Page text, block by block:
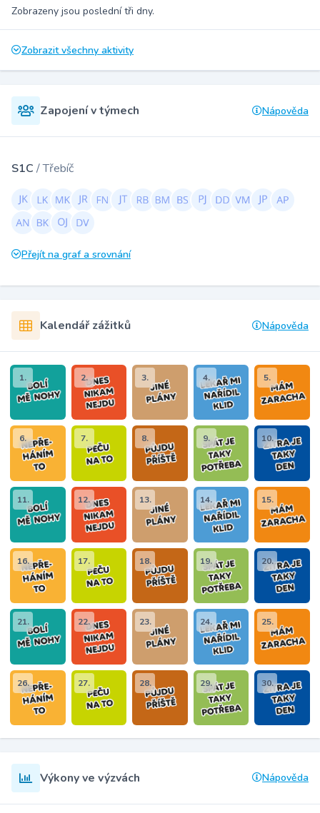
Zobrazeny jsou poslední tři dny.
Zobrazit všechny aktivity
Zapojení v týmech Nápověda
S1C / Třebíč
Přejít na graf a srovnání
Kalendář zážitků Nápověda
1. 2. 3. 4. 5.
6. 7. 8. 9. 10.
11. 12. 13. 14. 15.
16. 17. 18. 19. 20.
21. 22. 23. 24. 25.
26. 27. 28. 29. 30.
Výkony ve výzvách Nápověda